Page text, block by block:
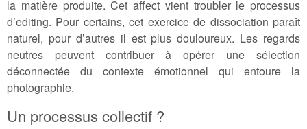
la matière produite. Cet affect vient troubler le processus
d’editing. Pour certains, cet exercice de dissociation paraît
naturel, pour d’autres il est plus douloureux. Les regards
neutres peuvent contribuer à opérer une sélection
déconnectée du contexte émotionnel qui entoure la
photographie.
Un processus collectif ?